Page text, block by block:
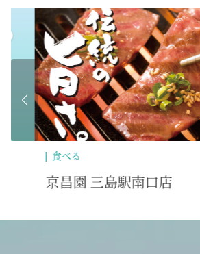
泊まる
富士山三島東急ホテル